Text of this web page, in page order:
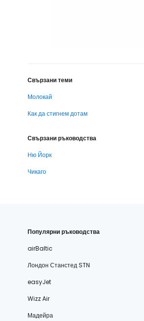
Свързани теми
Молокай
Как да стигнем дотам
Свързани ръководства
Ню Йорк
Чикаго
Популярни ръководства
airBaltic
Лондон Станстед STN
easyJet
Wizz Air
Мадейра